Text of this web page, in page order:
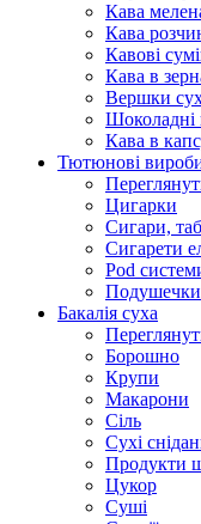
Кава
Кава
Кавові
Кава в
Вершки
Шоколадні
Кава в
Тютюнові
Цигарки
Сигари,
Сигарети
Pod
Подушечки
Бакалія суха
Борошно
Крупи
Макарони
Сіль
Сухі
Продукти
Цукор
Суші